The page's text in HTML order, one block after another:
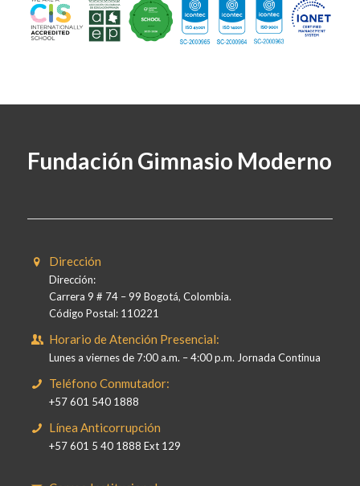
Fundación Gimnasio Moderno
Dirección
Dirección:
Carrera 9 # 74 – 99 Bogotá, Colombia.
Código Postal: 110221
Horario de Atención Presencial:
Lunes a viernes de 7:00 a.m. – 4:00 p.m. Jornada Continua
Teléfono Conmutador:
+57 601 540 1888
Línea Anticorrupción
+57 601 5 40 1888 Ext 129